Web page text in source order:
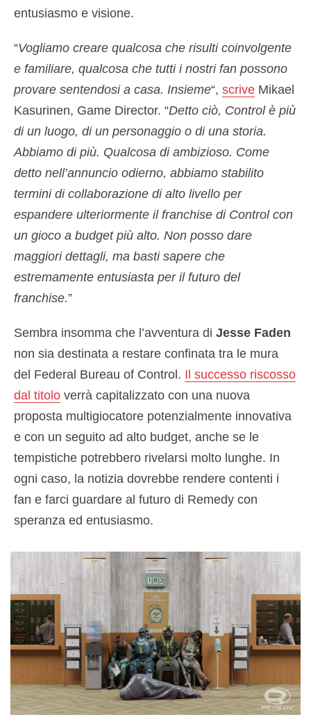
entusiasmo e visione.
“Vogliamo creare qualcosa che risulti coinvolgente
e familiare, qualcosa che tutti i nostri fan possono
provare sentendosi a casa. Insieme“, scrive Mikael
Kasurinen, Game Director. “Detto ciò, Control è più
di un luogo, di un personaggio o di una storia.
Abbiamo di più. Qualcosa di ambizioso. Come
detto nell’annuncio odierno, abbiamo stabilito
termini di collaborazione di alto livello per
espandere ulteriormente il franchise di Control con
un gioco a budget più alto. Non posso dare
maggiori dettagli, ma basti sapere che
estremamente entusiasta per il futuro del
franchise.”
Sembra insomma che l’avventura di Jesse Faden
non sia destinata a restare confinata tra le mura
del Federal Bureau of Control. Il successo riscosso
dal titolo verrà capitalizzato con una nuova
proposta multigiocatore potenzialmente innovativa
e con un seguito ad alto budget, anche se le
tempistiche potrebbero rivelarsi molto lunghe. In
ogni caso, la notizia dovrebbe rendere contenti i
fan e farci guardare al futuro di Remedy con
speranza ed entusiasmo.